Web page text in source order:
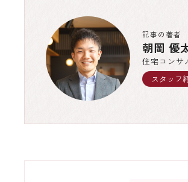
記事の著者
朝岡 優
住宅コンサ
スタッフ